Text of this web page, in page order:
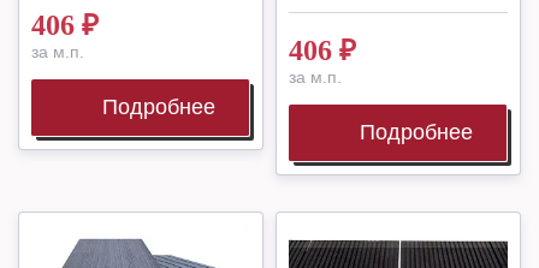
406 ₽
за м.п.
Подробнее
406 ₽
за м.п.
Подробнее